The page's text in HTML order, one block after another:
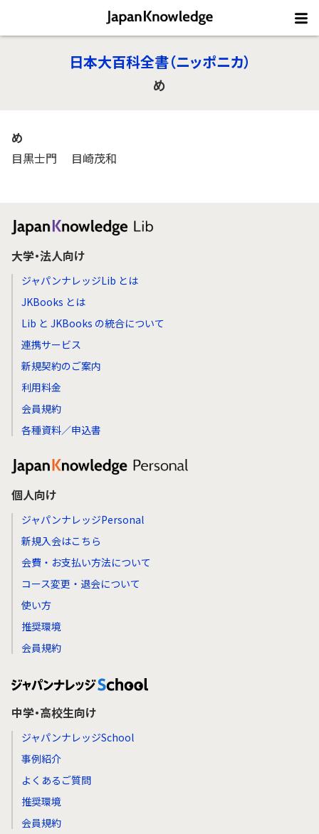
日本大百科全書（ニッポニカ）
め
め
目黒士門
目崎茂和
大学・法人向け
ジャパンナレッジLib とは
JKBooks とは
Lib と JKBooks の統合について
連携サービス
新規契約のご案内
利用料金
会員規約
各種資料／申込書
個人向け
ジャパンナレッジPersonal
新規入会はこちら
会費・お支払い方法について
コース変更・退会について
使い方
推奨環境
会員規約
中学・高校生向け
ジャパンナレッジSchool
事例紹介
よくあるご質問
推奨環境
会員規約